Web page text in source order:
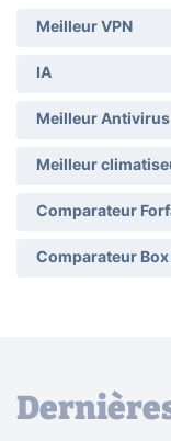
Meilleur VPN
IA
Meilleur Antivirus
Meilleur
Comparateur
Comparateur